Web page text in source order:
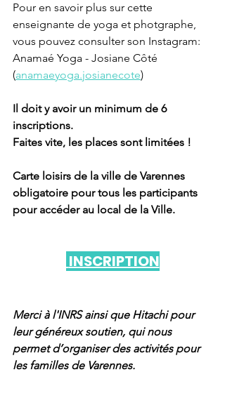
Pour en savoir plus sur cette
enseignante de yoga et photgraphe,
vous pouvez consulter son Instagram:
Anamaé Yoga - Josiane Côté
(anamaeyoga.josianecote)
Il doit y avoir un minimum de 6
inscriptions.
Faites vite, les places sont limitées !
Carte loisirs de la ville de Varennes
obligatoire pour tous les participants
pour accéder au local de la Ville.
INSCRIPTION
Merci à l'INRS ainsi que Hitachi pour
leur généreux soutien, qui nous
permet d’organiser des activités pour
les familles de Varennes.